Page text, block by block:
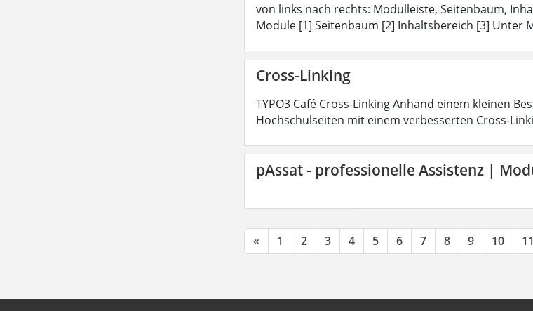
von links nach rechts: Modulleiste, Seitenbaum,
Module [1] Seitenbaum [2] Inhaltsbereich [3] Unter
Cross-Linking
TYPO3 Café Cross-Linking Anhand einem kleinen
Hochschulseiten mit einem verbesserten Cross-
pAssat - professionelle Assistenz |
« 1 2 3 4 5 6 7 8 9 10 11